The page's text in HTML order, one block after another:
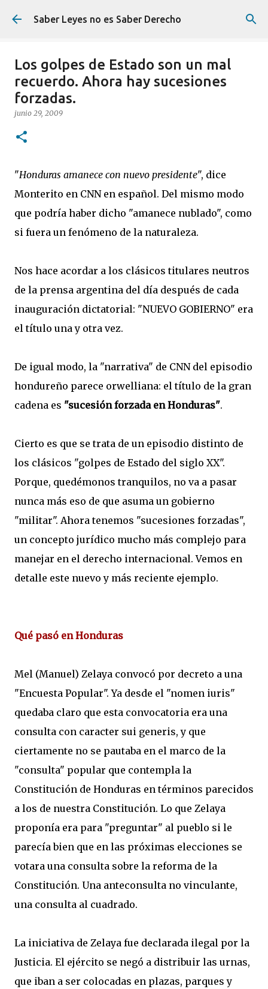
Ir al contenido principal
Saber Leyes no es Saber Derecho
Los golpes de Estado son un mal
recuerdo. Ahora hay sucesiones
forzadas.
junio 29, 2009
"Honduras amanece con nuevo presidente", dice
Monterito en CNN en español. Del mismo modo
que podría haber dicho "amanece nublado", como
si fuera un fenómeno de la naturaleza.
Nos hace acordar a los clásicos titulares neutros
de la prensa argentina del día después de cada
inauguración dictatorial: "NUEVO GOBIERNO" era
el título una y otra vez.
De igual modo, la "narrativa" de CNN del episodio
hondureño parece orwelliana: el título de la gran
cadena es "sucesión forzada en Honduras".
Cierto es que se trata de un episodio distinto de
los clásicos "golpes de Estado del siglo XX".
Porque, quedémonos tranquilos, no va a pasar
nunca más eso de que asuma un gobierno
"militar". Ahora tenemos "sucesiones forzadas",
un concepto jurídico mucho más complejo para
manejar en el derecho internacional. Vemos en
detalle este nuevo y más reciente ejemplo.
Qué pasó en Honduras
Mel (Manuel) Zelaya convocó por decreto a una
"Encuesta Popular". Ya desde el "nomen iuris"
quedaba claro que esta convocatoria era una
consulta con caracter sui generis, y que
ciertamente no se pautaba en el marco de la
"consulta" popular que contempla la
Constitución de Honduras en términos parecidos
a los de nuestra Constitución. Lo que Zelaya
proponía era para "preguntar" al pueblo si le
parecía bien que en las próximas elecciones se
votara una consulta sobre la reforma de la
Constitución. Una anteconsulta no vinculante,
una consulta al cuadrado.
La iniciativa de Zelaya fue declarada ilegal por la
Justicia. El ejército se negó a distribuir las urnas,
que iban a ser colocadas en plazas, parques y